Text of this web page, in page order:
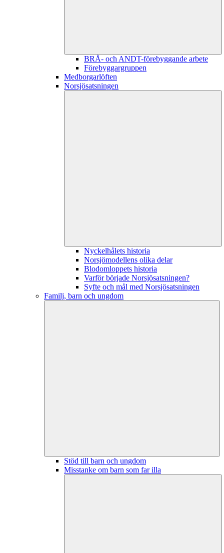
BRÅ- och ANDT-förebyggande arbete
Förebyggargruppen
Medborgarlöften
Norsjösatsningen
Nyckelhålets historia
Norsjömodellens olika delar
Blodomloppets historia
Varför började Norsjösatsningen?
Syfte och mål med Norsjösatsningen
Familj, barn och ungdom
Stöd till barn och ungdom
Misstanke om barn som far illa